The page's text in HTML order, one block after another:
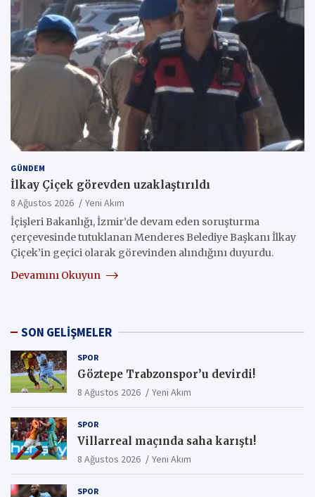
GÜNDEM
İlkay Çiçek görevden uzaklaştırıldı
8 Ağustos 2026
Yeni Akım
İçişleri Bakanlığı, İzmir’de devam eden soruşturma
çerçevesinde tutuklanan Menderes Belediye Başkanı İlkay
Çiçek’in geçici olarak görevinden alındığını duyurdu.
Devamını Okuyun
SON GELİŞMELER
SPOR
Göztepe Trabzonspor’u devirdi!
8 Ağustos 2026 Yeni Akım
SPOR
Villarreal maçında saha karıştı!
8 Ağustos 2026 Yeni Akım
SPOR